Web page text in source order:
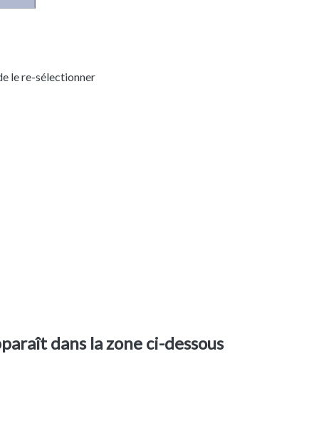
le re-sélectionner
dans la zone ci-dessous